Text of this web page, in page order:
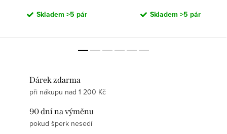
Skladem >5 pár Skladem >5 pár
Dárek zdarma
při nákupu nad 1 200 Kč
90 dní na výměnu
pokud šperk nesedí